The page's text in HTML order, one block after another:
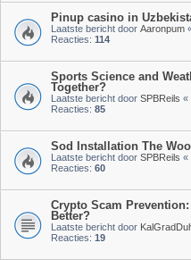
Pinup casino in
Laatste bericht door Aaronpum
Reacties: 114
Sports Science and
Together?
Laatste bericht door SPBReils «
Reacties: 85
Sod Installation The
Laatste bericht door SPBReils «
Reacties: 60
Crypto Scam
Better?
Laatste bericht door
Reacties: 19